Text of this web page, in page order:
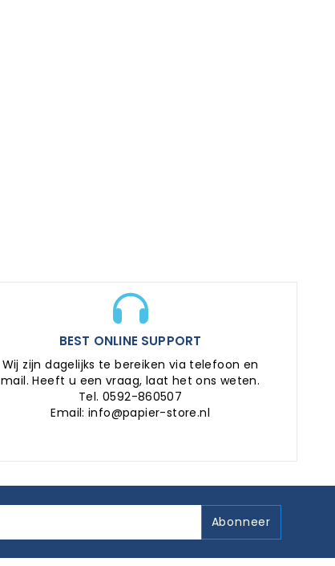
BEST ONLINE SUPPORT
Wij zijn dagelijks te bereiken via telefoon en
mail. Heeft u een vraag, laat het ons weten.
Tel. 0592-860507
Email: info@papier-store.nl